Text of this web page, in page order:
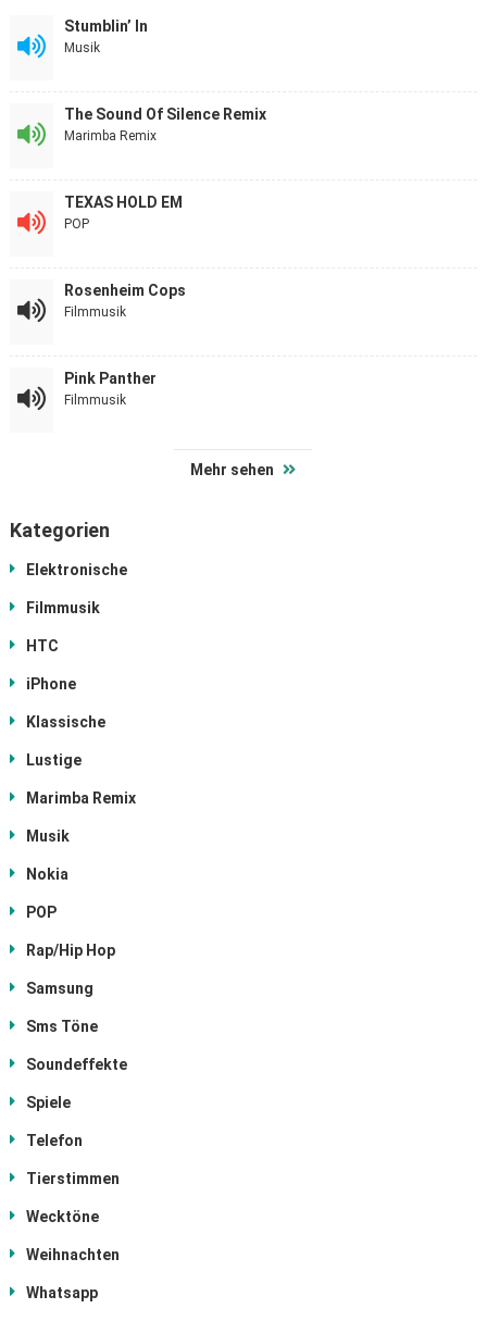
Stumblin’ In
Musik
The Sound Of Silence Remix
Marimba Remix
TEXAS HOLD EM
POP
Rosenheim Cops
Filmmusik
Pink Panther
Filmmusik
Mehr sehen
Kategorien
Elektronische
Filmmusik
HTC
iPhone
Klassische
Lustige
Marimba Remix
Musik
Nokia
POP
Rap/Hip Hop
Samsung
Sms Töne
Soundeffekte
Spiele
Telefon
Tierstimmen
Wecktöne
Weihnachten
Whatsapp